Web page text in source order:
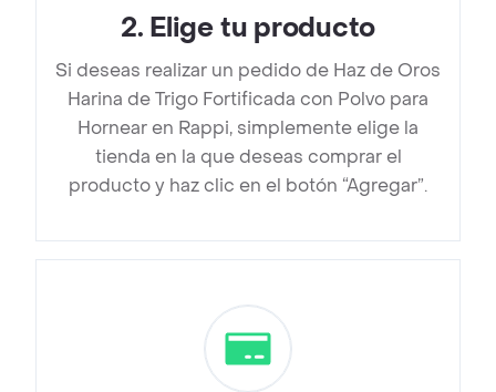
2. Elige tu producto
Si deseas realizar un pedido de Haz de Oros
Harina de Trigo Fortificada con Polvo para
Hornear en Rappi, simplemente elige la
tienda en la que deseas comprar el
producto y haz clic en el botón “Agregar”.